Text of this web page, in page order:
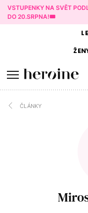
VSTUPENKY NA SVĚT
DO 20.SRPNA!🎟️
ČLÁNKY